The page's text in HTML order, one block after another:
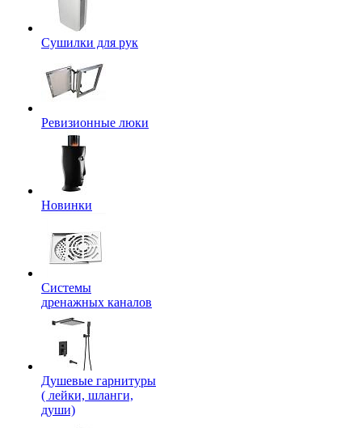
Сушилки для рук
Ревизионные люки
Новинки
Системы
дренажных каналов
Душевые гарнитуры
( лейки, шланги,
души)